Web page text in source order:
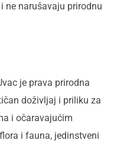
ne narušavaju prirodnu
je prava prirodna
doživljaj i priliku za
i očaravajućim
i fauna, jedinstveni